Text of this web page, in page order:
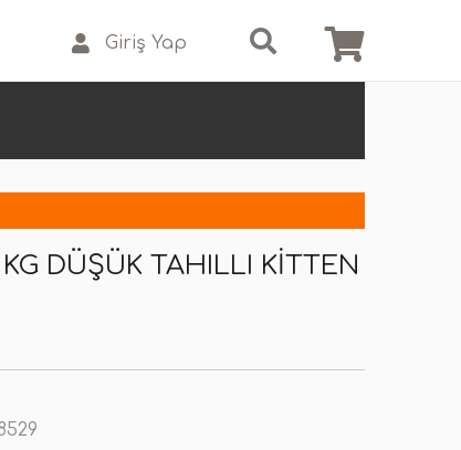
Giriş Yap
KG DÜŞÜK TAHILLI KITTEN